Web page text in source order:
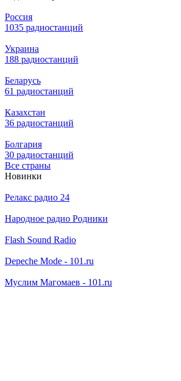
Россия
1035 радиостанций
Украина
188 радиостанций
Беларусь
61 радиостанций
Казахстан
36 радиостанций
Болгария
30 радиостанций
Все страны
Новинки
Релакс радио 24
Народное радио Родники
Flash Sound Radio
Depeche Mode - 101.ru
Муслим Магомаев - 101.ru